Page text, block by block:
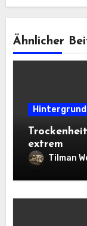
Ähnlicher
Hintergrund
extrem
Tilman